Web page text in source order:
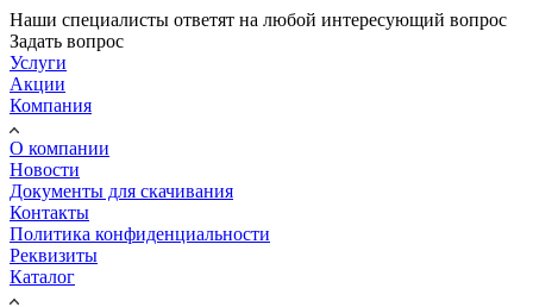
Наши специалисты ответят на любой интересующий вопрос
Задать вопрос
Услуги
Акции
Компания
О компании
Новости
Документы для скачивания
Контакты
Политика конфиденциальности
Реквизиты
Каталог